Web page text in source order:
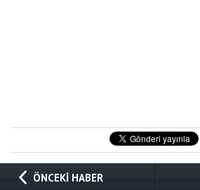
ÖNCEKİ HABER